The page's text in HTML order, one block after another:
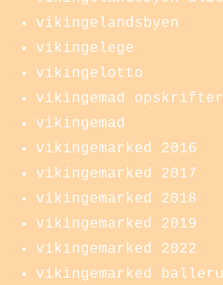
vikingelandsbyen
vikingelege
vikingelotto
vikingemad opskrifter
vikingemad
vikingemarked 2016
vikingemarked 2017
vikingemarked 2018
vikingemarked 2019
vikingemarked 2022
vikingemarked